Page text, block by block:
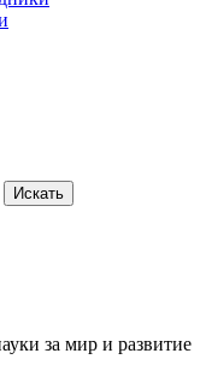
Искать
за мир и развитие